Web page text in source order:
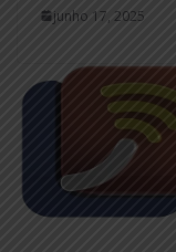
junho 17, 2025